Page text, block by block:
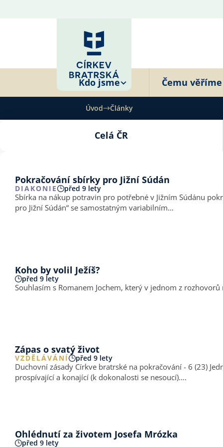
Kdo jsme Čemu věříme
Úvod Články
Celá ČR
Pokračování sbírky pro Jižní Súdán
DIAKONIE před 9 lety
Sbírka na nákup potravin pro potřebné v Jižním Súdánu
pro Jižní Súdán“ se samostatným variabilním…
Koho by volil Ježíš?
před 9 lety
Souhlasím s Romanem Jochem, který v jednom z
Zápas o svatý život
VZDĚLÁVÁNÍ před 9 lety
Duchovní zásady Církve bratrské na pokračování - 6 (23) Jednota bratrská, k jejímuž odkazu se vděčně hlásíme, rozlišovala mezi svými členy tři stupně duchovní zralosti: počínající,
prospívající a konající (k dokonalosti se nesoucí).…
Ohlédnutí za životem Josefa Mrózka
před 9 lety